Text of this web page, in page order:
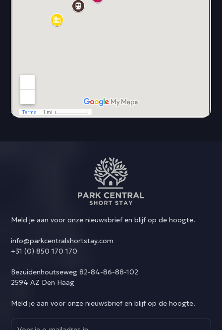
Meld je aan voor onze nieuwsbrief en blijf op de hoogte.
info@parkcentralshortstay.com
+31 (0) 850 170 170
Bezuidenhoutseweg 82-84-86-88-102
2594 AZ Den Haag
Meld je aan voor onze nieuwsbrief en blijf op de hoogte.